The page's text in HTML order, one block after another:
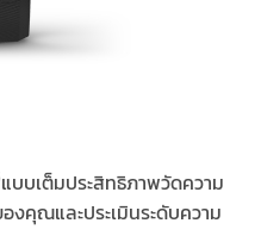
แบบเต็มประสิทธิภาพวัดความ
คุณและประเมินระดับความ